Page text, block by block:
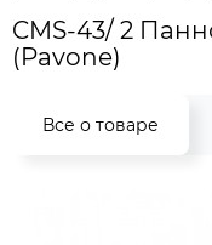
CMS-43/ 2
(Pavone)
Все о товаре